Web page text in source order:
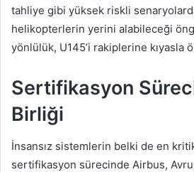
tahliye gibi yüksek riskli
helikopterlerin yerini alabileceği
yönlülük, U145’i rakiplerine kıyasla
Sertifikasyon
Birliği
İnsansız sistemlerin belki de en
sertifikasyon sürecinde Airbus,